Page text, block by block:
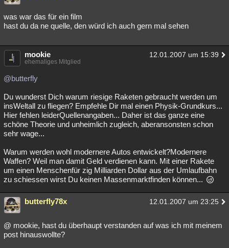
was war das für ein film
hast du da ne quelle, den würd ich auch gern mal sehen
mookie 12.01.2007 um 15:39
ehemaliges Mitglied
@butterfly
Du wunderst Dich warum riesige Raketen gebraucht werden um
insWeltall zu fliegen? Empfehle Dir mal einen Physik-Grundkurs...
Hier fehlen leiderQuellenangaben... Daher ist das ganze eine
schöne Theorie und unheimlich zugleich, aberansonsten schon
sehr wage...
Warum werden wohl modernere Autos entwickelt?Modernere
Waffen? Weil man damit Geld verdienen kann. Mit einer Rakete
um einen Menschenfür zig Milliarden Dollar aus der Umlaufbahn
zu schiessen wirst Du keinen Massenmarktfinden können...
butterfly78x 12.01.2007 um 23:25
@ mookie, hast du überhaupt verstanden auf was ich mit meinem
post hinauswollte?